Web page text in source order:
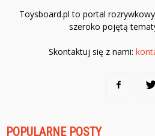
Toysboard.pl to portal
szeroko pojętą
Skontaktuj się z nami:
POPULARNE POSTY